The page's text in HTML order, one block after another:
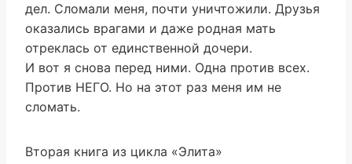
дел. Сломали меня, почти уничтожили. Друзья
оказались врагами и даже родная мать
отреклась от единственной дочери.
И вот я снова перед ними. Одна против всех.
Против НЕГО. Но на этот раз меня им не
сломать.
Вторая книга из цикла «Элита»